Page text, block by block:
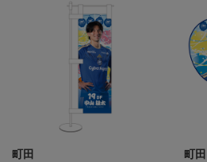
町田
町田